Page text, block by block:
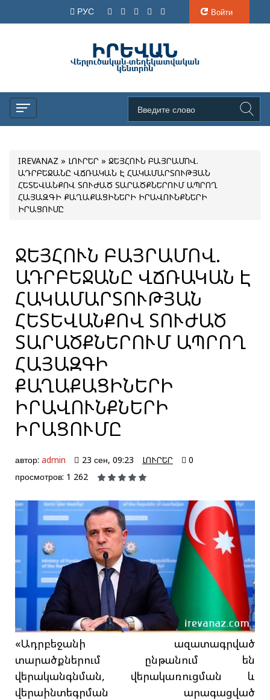
РУС Войти
IREVANAZ » ԼՈՒՐԵՐ » ՋԵՅՀՈՒՆ ԲԱՅՐԱՄՈՎ.
ԱԴՐԲԵՋԱՆԸ ՎՃՌԱԿԱՆ Է ՀԱԿԱՄԱՐՏՈՒԹՅԱՆ
ՀԵՏԵՎԱՆՔՈՎ ՏՈՒԺԱԾ ՏԱՐԱԾՔՆԵՐՈՒՄ ԱՊՐՈՂ
ՀԱՅԱԶԳԻ ՔԱՂԱՔԱՑԻՆԵՐԻ ԻՐԱՎՈՒՆՔՆԵՐԻ
ԻՐԱՑՈՒՄԸ
ՋԵՅՀՈՒՆ ԲԱՅՐԱՄՈՎ.
ԱԴՐԲԵՋԱՆԸ ՎՃՌԱԿԱՆ Է
ՀԱԿԱՄԱՐՏՈՒԹՅԱՆ
ՀԵՏԵՎԱՆՔՈՎ ՏՈՒԺԱԾ
ՏԱՐԱԾՔՆԵՐՈՒՄ ԱՊՐՈՂ
ՀԱՅԱԶԳԻ
ՔԱՂԱՔԱՑԻՆԵՐԻ
ԻՐԱՎՈՒՆՔՆԵՐԻ
ԻՐԱՑՈՒՄԸ
автор: admin 23 сен, 09:23 ԼՈՒՐԵՐ
0
просмотров: 1 262
«Ադրբեջանի ազատագրված
տարածքներում ընթանում են
վերականգնման, վերակառուցման և
վերաինտեգրման արագացված